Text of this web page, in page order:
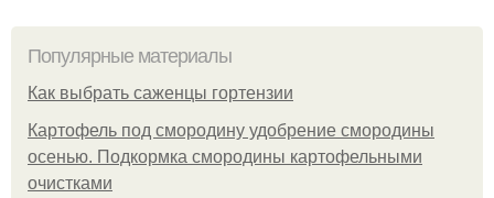
Популярные материалы
Как выбрать саженцы гортензии
Картофель под смородину удобрение смородины
осенью. Подкормка смородины картофельными
очистками